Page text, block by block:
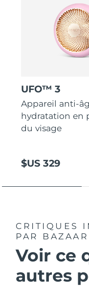
UFO™ 3
Appareil anti-
hydratation en
du visage
$US 329
CRITIQUES
PAR
Voir ce
autres